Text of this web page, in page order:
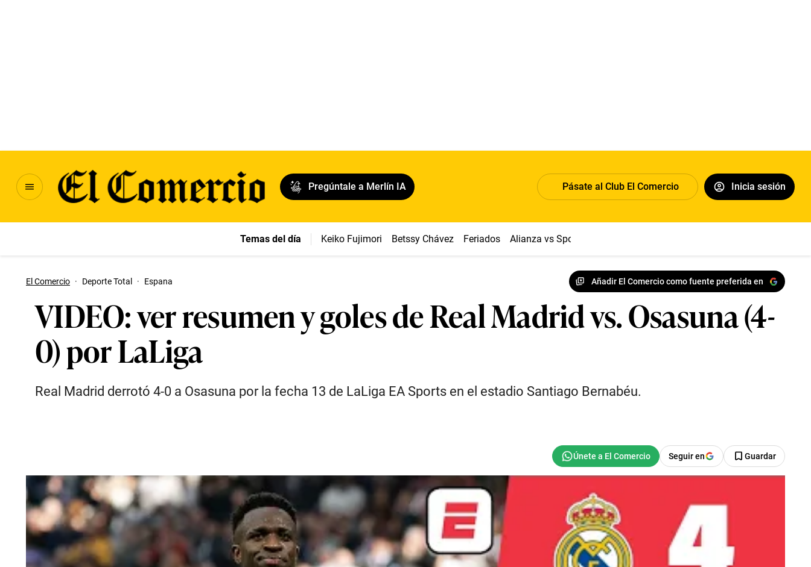
Pregúntale a Merlín IA Pásate al Club El Comercio Inicia sesión
Temas del día Keiko Fujimori Betssy Chávez Feriados Alianza vs Sport Boys
El Comercio · Deporte Total · Espana Añadir El Comercio como fuente preferida en
VIDEO: ver resumen y goles de Real Madrid vs. Osasuna (4-
0) por LaLiga
Real Madrid derrotó 4-0 a Osasuna por la fecha 13 de LaLiga EA Sports en el estadio Santiago Bernabéu.
Seguir en Guardar